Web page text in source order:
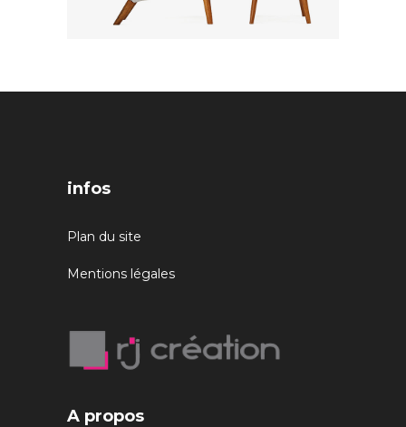
infos
Plan du site
Mentions légales
A propos